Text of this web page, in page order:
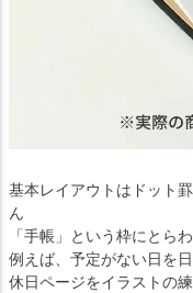
基本レイアウトはドット
ん
「手帳」という枠にとら
例えば、予定がない日を
休日ページをイラストの